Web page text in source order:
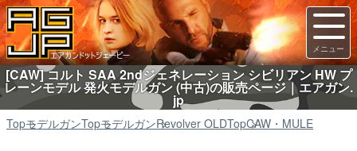
[CAW] コルト SAA 2ndジェネレーション シビリアン HW プ
レーンモデル 発火モデルガン (中古)の販売ページ｜エアガン.
jp
TopモデルガンTopモデルガンRevolver OLDTopCAW・MULE